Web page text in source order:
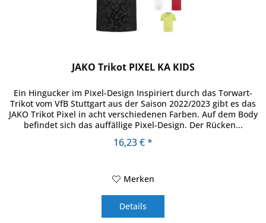
JAKO Trikot PIXEL KA KIDS
Ein Hingucker im Pixel-Design Inspiriert durch das Torwart-
Trikot vom VfB Stuttgart aus der Saison 2022/2023 gibt es das
JAKO Trikot Pixel in acht verschiedenen Farben. Auf dem Body
befindet sich das auffällige Pixel-Design. Der Rücken...
16,23 € *
Merken
Details